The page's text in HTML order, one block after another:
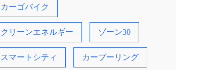
カーゴバイク
クリーンエネルギー ゾーン30
スマートシティ カープーリング